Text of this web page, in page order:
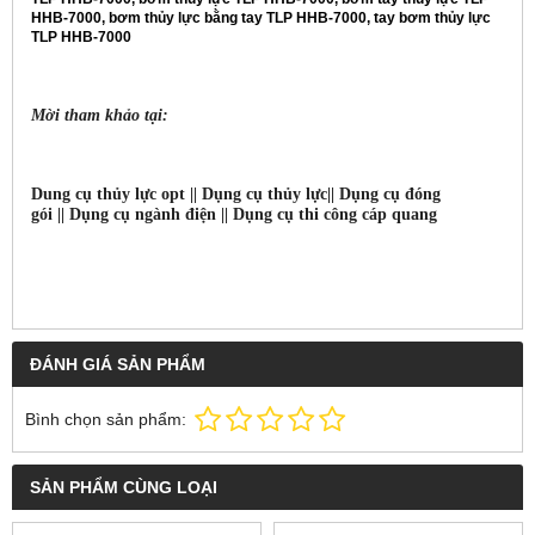
ĐÁNH GIÁ SẢN PHẨM
SẢN PHẨM CÙNG LOẠI